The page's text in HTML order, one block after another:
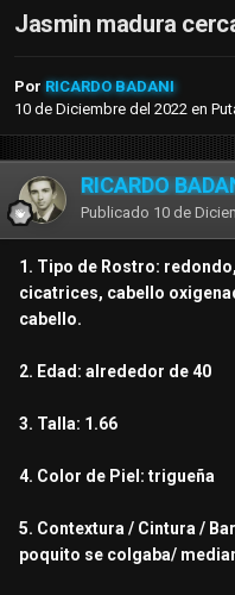
Jasmin madura
Por RICARDO BADANI
10 de Diciembre del 2022 en
RICARDO
Publicado 10 de
1. Tipo de Rostro:
cicatrices, cabello
cabello.
2. Edad: alrededor de 40
3. Talla: 1.66
4. Color de Piel: trigueña
5. Contextura / Cintura /
poquito se colgaba/